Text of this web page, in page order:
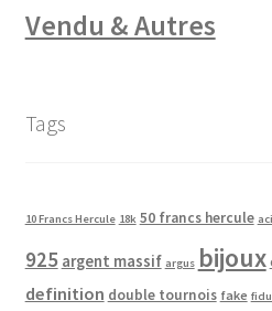
Vendu & Autres
Tags
10 Francs Hercule 18k 50 francs hercule
925 argent massif argus bijoux
definition double tournois fake